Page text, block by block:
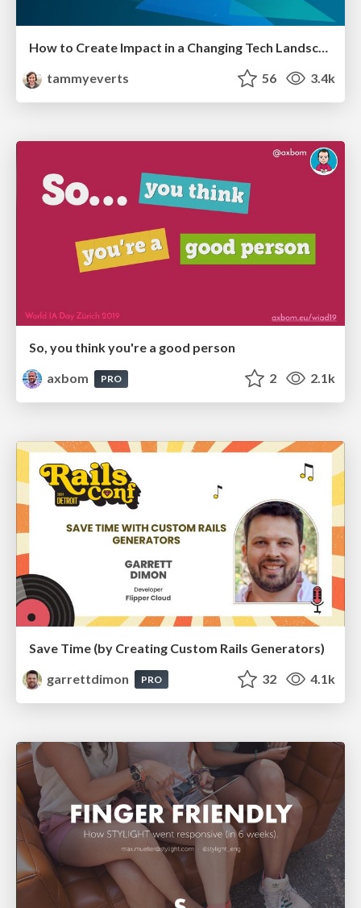
How to Create Impact in a Changing Tech Landscape [PerfNow 2023]
tammyeverts
56 3.4k
So, you think you're a good person
axbom
PRO 2 2.1k
Save Time (by Creating Custom Rails Generators)
garrettdimon
PRO 32 4.1k